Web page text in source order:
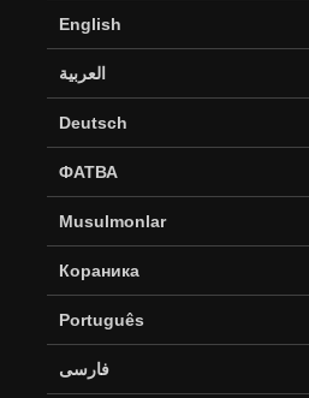
English
العربية
Deutsch
ФАТВА
Musulmonlar
Кораника
Português
فارسی